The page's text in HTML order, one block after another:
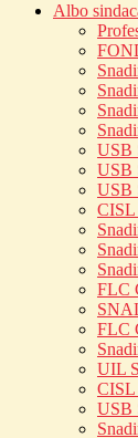
Albo
USB
USB
USB
CISL
FLC
FLC
UIL
CISL
USB